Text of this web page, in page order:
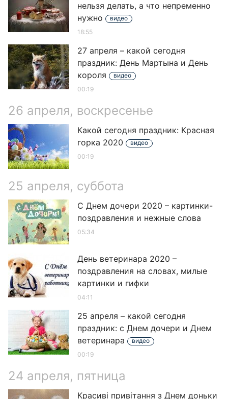
нельзя делать, а что непременно
нужно
видео
18:55
27 апреля – какой сегодня
праздник: День Мартына и День
короля
видео
00:19
26 апреля, воскресенье
Какой сегодня праздник: Красная
горка 2020
видео
00:19
25 апреля, суббота
С Днем дочери 2020 – картинки-
поздравления и нежные слова
05:34
День ветеринара 2020 –
поздравления на словах, милые
картинки и гифки
04:11
25 апреля – какой сегодня
праздник: с Днем дочери и Днем
ветеринара
видео
00:19
24 апреля, пятница
Красиві привітання з Днем доньки